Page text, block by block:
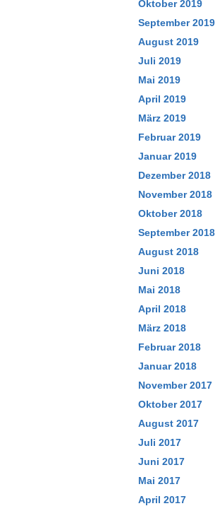
Oktober 2019
September 2019
August 2019
Juli 2019
Mai 2019
April 2019
März 2019
Februar 2019
Januar 2019
Dezember 2018
November 2018
Oktober 2018
September 2018
August 2018
Juni 2018
Mai 2018
April 2018
März 2018
Februar 2018
Januar 2018
November 2017
Oktober 2017
August 2017
Juli 2017
Juni 2017
Mai 2017
April 2017